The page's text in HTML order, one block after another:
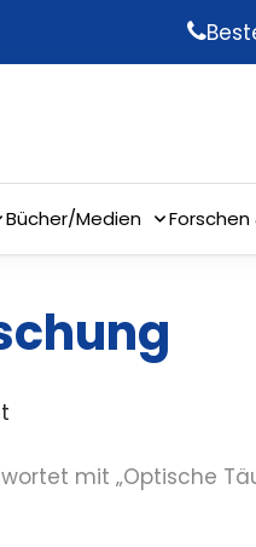
Bücher/Medien
mit „Optische